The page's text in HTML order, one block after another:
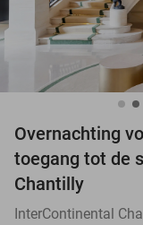
Overnachting
toegang tot de
Chantilly
InterContinental